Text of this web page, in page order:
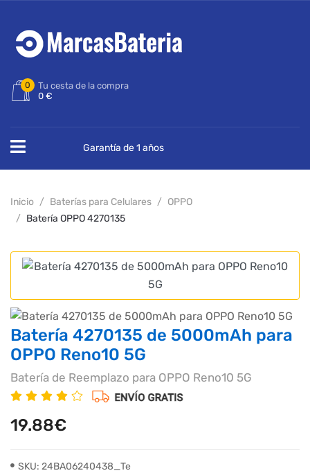
0
Tu cesta de la compra
0 €
Garantía de 1 años
Inicio Baterías para Celulares
OPPO
Batería OPPO 4270135
Batería 4270135 de 5000mAh para
OPPO Reno10 5G
Batería de Reemplazo para OPPO Reno10 5G
19.88€
SKU: 24BA06240438_Te